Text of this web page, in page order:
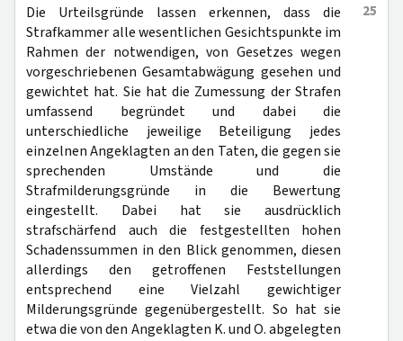
25
Die Urteilsgründe lassen erkennen, dass die
Strafkammer alle wesentlichen Gesichtspunkte im
Rahmen der notwendigen, von Gesetzes wegen
vorgeschriebenen Gesamtabwägung gesehen und
gewichtet hat. Sie hat die Zumessung der Strafen
umfassend begründet und dabei die
unterschiedliche jeweilige Beteiligung jedes
einzelnen Angeklagten an den Taten, die gegen sie
sprechenden Umstände und die
Strafmilderungsgründe in die Bewertung
eingestellt. Dabei hat sie ausdrücklich
strafschärfend auch die festgestellten hohen
Schadenssummen in den Blick genommen, diesen
allerdings den getroffenen Feststellungen
entsprechend eine Vielzahl gewichtiger
Milderungsgründe gegenübergestellt. So hat sie
etwa die von den Angeklagten K. und O. abgelegten